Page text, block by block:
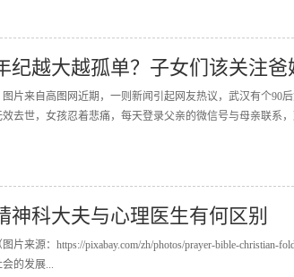
纪越大越孤单？子女们该关注爸
片来自高图网近期，一则新闻引起网友热议，武汉有个90
效去世，女孩忍着悲痛，每天登录父亲的微信号与母亲联系
神科大夫与心理医生有何区别
图片来源：https://pixabay.com/zh/photos/prayer-bible-
会的发展...